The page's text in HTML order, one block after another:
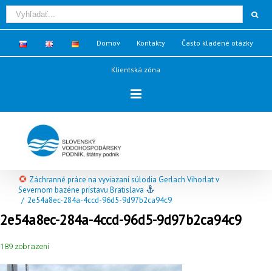
Domov Kontakty Často kladené otázky
Klientská zóna
Záchranné práce na vyviazaní súlodia Gerlach Vihorlat v
Severnom bazéne prístavu Bratislava
/ 2e54a8ec-284a-4ccd-96d5-9d97b2ca94c9
2e54a8ec-284a-4ccd-96d5-9d97b2ca94c9
189 zobrazení